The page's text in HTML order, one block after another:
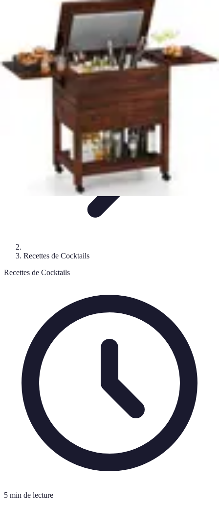
Recettes de Cocktails
Techniques de Mixologie
Recettes et
GuideÉquipement
Cocktails Créatifs
Recettes de Cocktails
Recettes de Cocktails
5 min de lecture